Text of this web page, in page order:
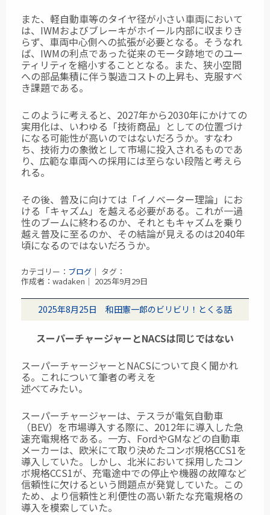
また、軽自動車等のタイヤ径が小さい車両において
は、IWMおよびブレーキがホイール内部に収まりき
らず、車両中心側への拡張が必要となる。そうなれ
ば、IWMの利点であった従来のモータ跡地でのユー
ティリティを縮小することとなる。また、狭小空間
への部品集積に伴う製造コストの上昇も、克服すべ
き課題である。
このように考えると、2027年から2030年にかけての
実用化は、いわゆる「技術商品」としての位置づけ
になる可能性が高いのではないだろうか。すなわ
ち、技術力の象徴として市場に投入されるものであ
り、広範な車両への採用には至らない段階と考えら
れる。
その後、普及に向けては「イノベーター理論」にお
ける「キャズム」を越える必要がある。これが一過
性のブームに終わるのか、それともキャズムを乗り
越え普及に至るのか、その結論が見えるのは2040年
頃になるのではないだろうか。
カテゴリー： ブログ ｜ タグ：
作成者：wadaken｜ 2025年9月29日
2025年8月25日 和田憲一郎のビリビリ！とくる話
スーパーチャージャーとNACSは同じではない
スーパーチャージャーとNACSについて良く聞かれ
る。これについて筆者の考えを
述べてみたい。
スーパーチャージャーは、テスラが電気自動車
（BEV）を市場導入する際に、 2012年に導入した急
速充電規格である。一方、FordやGMなどの自動車
メーカーは、 欧米にて取り決めたコンボ規格CCS1を
導入していた。しかし、北米において採用したコン
ボ規格CCS1が、充電途中での停止や機器の故障など
信頼性に欠ける という問題点が発覚していた。この
ため、より信頼性と利便性の高い新たな充電規格の
導入を模索していた。